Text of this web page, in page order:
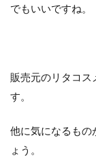
でもいいですね。
販売元のリタコス
す。
他に気になるもの
ょう。